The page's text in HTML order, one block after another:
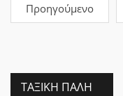
Προηγούμενο
ΤΑΞΙΚΉ ΠΆΛΗ